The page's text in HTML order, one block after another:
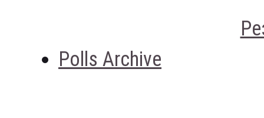
Polls Archive